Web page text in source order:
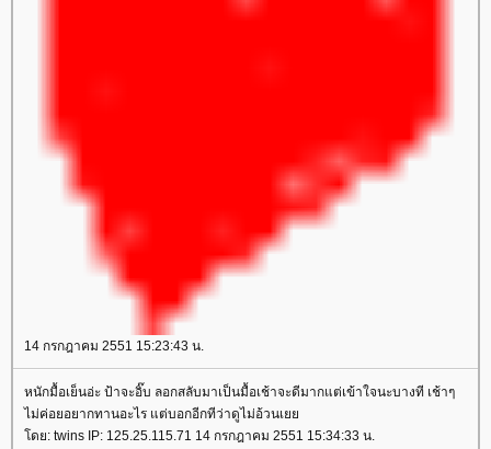
14 กรกฎาคม 2551 15:23:43 น.
หนักมื้อเย็นอ่ะ ป้าจะอิ๊บ ลอกสลับมาเป็นมื้อเช้าจะดีมากแต่เข้าใจนะบางที เช้าๆ
ไม่ค่อยอยากทานอะไร แต่บอกอีกทีว่าดูไม่อ้วนเ
ดย: twins IP: 125.25.115.71 14 กรกฎาคม 2551 15:34:33 น.